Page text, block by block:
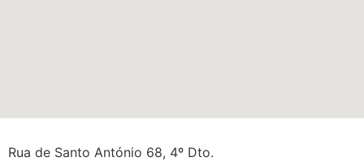
Rua de Santo António 68, 4º Dto.